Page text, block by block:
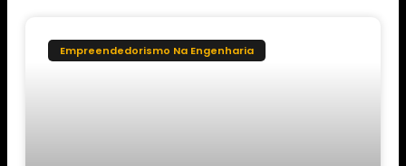
Empreendedorismo Na Engenharia